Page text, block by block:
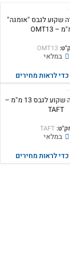
שקוע לגבס "אומגה"
OMT13
במלאי
לראות מחירים
פרופיל תאורה שקוע לגבס 13 מ"מ –
TAFT
TAFT
במלאי
לראות מחירים